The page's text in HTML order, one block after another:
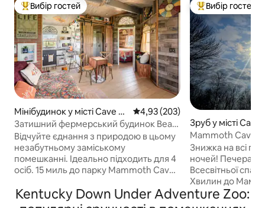
Топ вибір гостей
Вибір гостей
Мінібудинок у місті Cave Ci
ty
Середня оцінка: 4,93 з 5,
4,93 (203)
Затишний фермерський будинок Bear
Wallow – 15 хв. до печери Мамонта
Відчуйте єднання з природою в цьому
незабутньому заміському
помешканні. Ідеально підходить для 4
осіб. 15 миль до парку Mammoth Cave
печери, парки, озера, зоопарки, музеї
та пам 'ятки. Чудові сходи сонця,
Топ вибір гостей
Вибір гостей
Зруб у місті Cave
Mammoth Cave
Пішохідний
Печера
Знижка на всі
ночей! Печера Мамонта - об 'єкт
Всесвітньої
Хвилин до
конюшнями для
Kentucky Down Under Adventure Zoo: